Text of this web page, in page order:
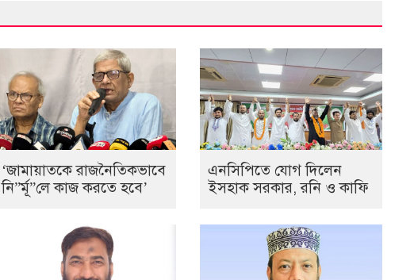
‘জামায়াতকে রাজনৈতিকভাবে
নি”র্মূ”লে কাজ করতে হবে’
এনসিপিতে যোগ দিলেন
ইসহাক সরকার, রনি ও কাফি